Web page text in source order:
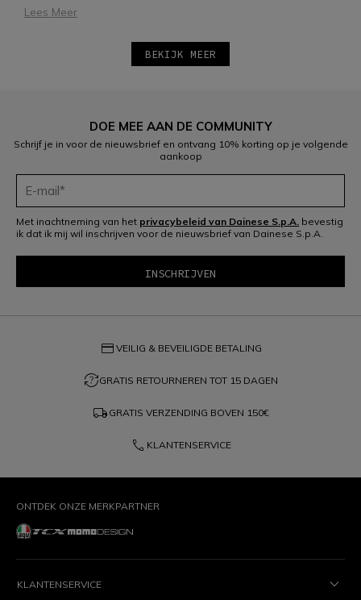
Lees Meer
BEKIJK MEER
DOE MEE AAN DE COMMUNITY
Schrijf je in voor de nieuwsbrief en ontvang 10% korting op je volgende
aankoop
Met inachtneming van het privacybeleid van Dainese S.p.A. bevestig
ik dat ik mij wil inschrijven voor de nieuwsbrief van Dainese S.p.A.
credit_card VEILIG & BEVEILIGDE BETALING
question_exchangeGRATIS RETOURNEREN TOT 15 DAGEN
local_shipping GRATIS VERZENDING BOVEN 150€
phone KLANTENSERVICE
ONTDEK ONZE MERKPARTNER
KLANTENSERVICE